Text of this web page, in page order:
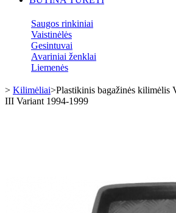
Saugos rinkiniai
Vaistinėlės
Gesintuvai
Avariniai ženklai
Liemenės
> Kilimėliai>Plastikinis bagažinės
III Variant 1994-1999